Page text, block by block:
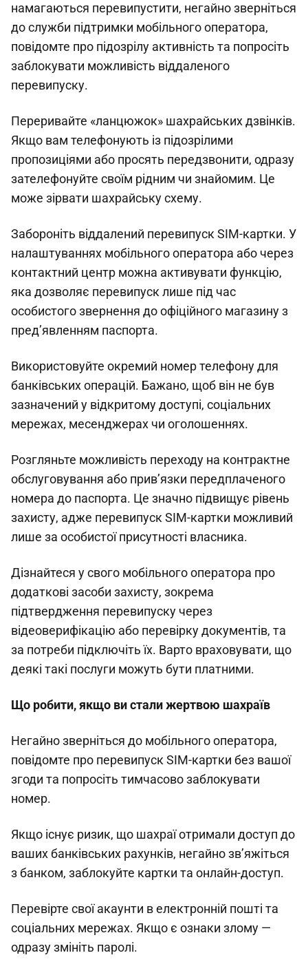
намагаються перевипустити, негайно зверніться
до служби підтримки мобільного оператора,
повідомте про підозрілу активність та попросіть
заблокувати можливість віддаленого
перевипуску.
Переривайте «ланцюжок» шахрайських дзвінків.
Якщо вам телефонують із підозрілими
пропозиціями або просять передзвонити, одразу
зателефонуйте своїм рідним чи знайомим. Це
може зірвати шахрайську схему.
Забороніть віддалений перевипуск SIM-картки. У
налаштуваннях мобільного оператора або через
контактний центр можна активувати функцію,
яка дозволяє перевипуск лише під час
особистого звернення до офіційного магазину з
пред’явленням паспорта.
Використовуйте окремий номер телефону для
банківських операцій. Бажано, щоб він не був
зазначений у відкритому доступі, соціальних
мережах, месенджерах чи оголошеннях.
Розгляньте можливість переходу на контрактне
обслуговування або прив’язки передплаченого
номера до паспорта. Це значно підвищує рівень
захисту, адже перевипуск SIM-картки можливий
лише за особистої присутності власника.
Дізнайтеся у свого мобільного оператора про
додаткові засоби захисту, зокрема
підтвердження перевипуску через
відеоверифікацію або перевірку документів, та
за потреби підключіть їх. Варто враховувати, що
деякі такі послуги можуть бути платними.
Що робити, якщо ви стали жертвою шахраїв
Негайно зверніться до мобільного оператора,
повідомте про перевипуск SIM-картки без вашої
згоди та попросіть тимчасово заблокувати
номер.
Якщо існує ризик, що шахраї отримали доступ до
ваших банківських рахунків, негайно зв’яжіться
з банком, заблокуйте картки та онлайн-доступ.
Перевірте свої акаунти в електронній пошті та
соціальних мережах. Якщо є ознаки злому —
одразу змініть паролі.